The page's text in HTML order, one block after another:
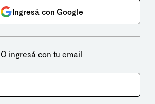
Ingresá con Google
O ingresá con tu email